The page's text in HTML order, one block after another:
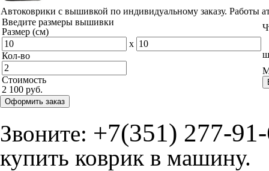
Автоковрики с вышивкой по индивидуальному заказу. Работы
Введите размеры вышивки
Размер (см)
x
Кол-во
Стоимость
2 100 руб.
Оформить заказ
Звоните: +7(351) 277-
купить коврик в машину.